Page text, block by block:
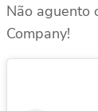
Não aguento
Company!